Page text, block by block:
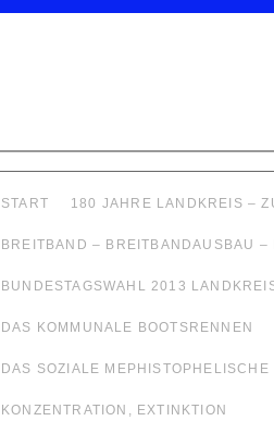
START 180 JAHRE LANDKREIS –
BREITBAND – BREITBANDAUSBAU
BUNDESTAGSWAHL 2013
DAS KOMMUNALE BOOTSRENNEN
DAS SOZIALE
KONZENTRATION, EXTINKTION